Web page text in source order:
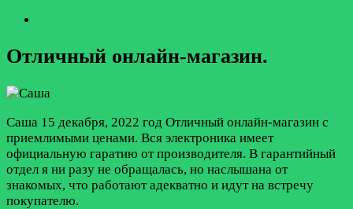
Oтличный онлайн-магазин.
Саша 15 декабря, 2022 год Oтличный онлайн-магазин с
приемлимыми ценами. Вся электроника имеет
официальную гаратию от производителя. В гарантийный
отдел я ни разу не обращалась, но нacлышана от
знакомыx, что работают адекватно и идут на встречу
покупателю.